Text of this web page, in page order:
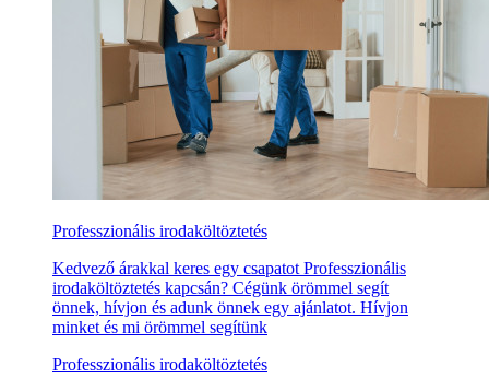
Professzionális irodaköltöztetés
Kedvező árakkal keres egy csapatot Professzionális
irodaköltöztetés kapcsán? Cégünk örömmel segít
önnek, hívjon és adunk önnek egy ajánlatot. Hívjon
minket és mi örömmel segítünk
Professzionális irodaköltöztetés